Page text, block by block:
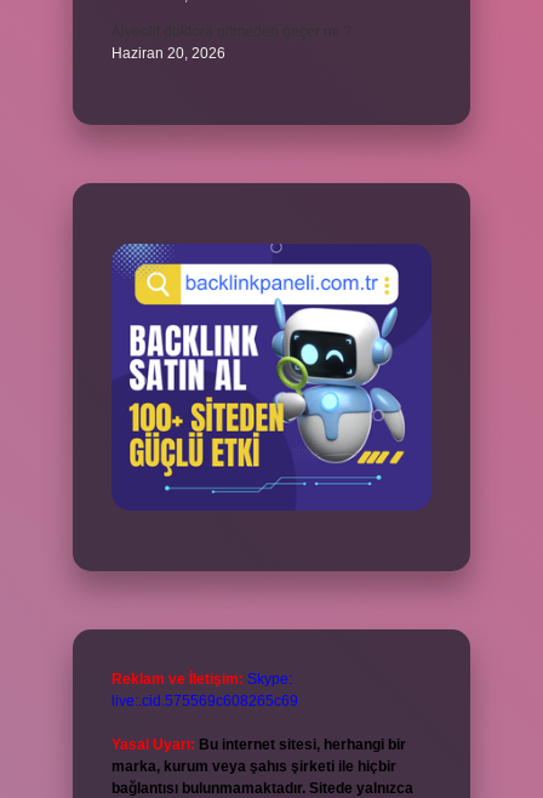
Haziran 20, 2026
Reklam ve İletişim: Skype:
live:.cid.575569c608265c69
Yasal Uyarı: Bu internet sitesi, herhangi bir
marka, kurum veya şahıs şirketi ile hiçbir
bağlantısı bulunmamaktadır. Sitede yalnızca